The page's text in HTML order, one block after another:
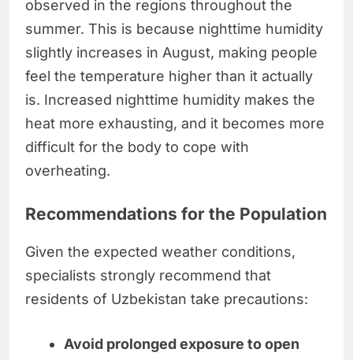
observed in the regions throughout the
summer. This is because nighttime humidity
slightly increases in August, making people
feel the temperature higher than it actually
is. Increased nighttime humidity makes the
heat more exhausting, and it becomes more
difficult for the body to cope with
overheating.
Recommendations for the Population
Given the expected weather conditions,
specialists strongly recommend that
residents of Uzbekistan take precautions:
Avoid prolonged exposure to open